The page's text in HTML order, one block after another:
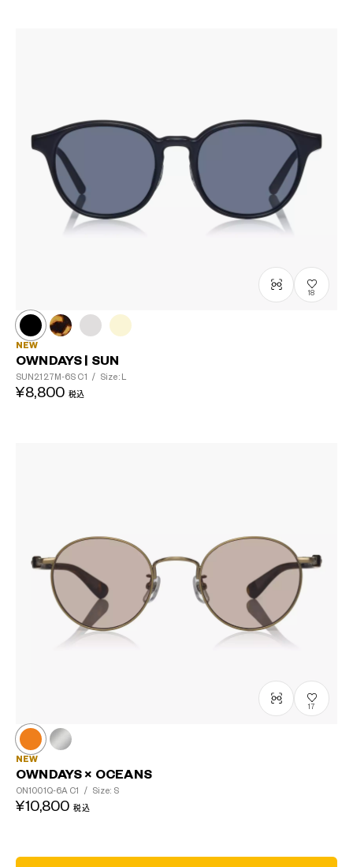
18
NEW
OWNDAYS | SUN
SUN2127M-6S C1 / Size: L
¥8,800 税込
17
NEW
OWNDAYS × OCEANS
ON1001Q-6A C1 / Size: S
¥10,800 税込